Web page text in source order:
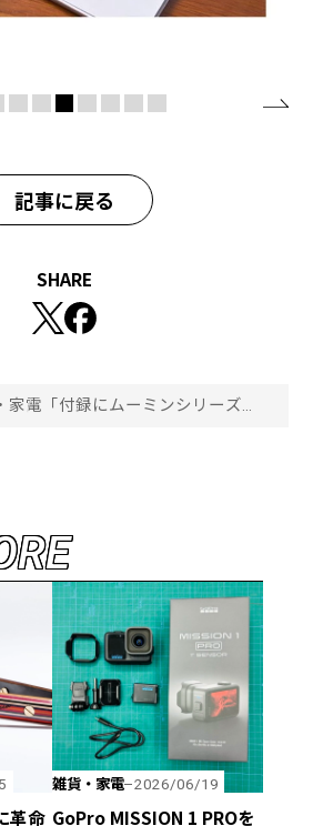
記事に戻る
SHARE
家電 「付録にムーミンシリーズの
RE
革命
雑貨・家電 2026/06/19
GoPro MISSION 1 PROを